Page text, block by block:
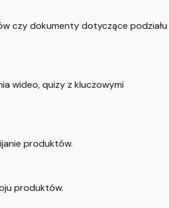
czy dokumenty dotyczące podziału
wideo, quizy z kluczowymi
produktów.
produktów.